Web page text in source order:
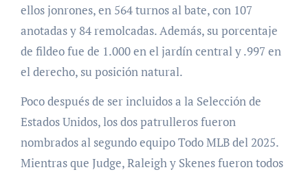
ellos jonrones, en 564 turnos al bate, con 107
anotadas y 84 remolcadas. Además, su porcentaje
de fildeo fue de 1.000 en el jardín central y .997 en
el derecho, su posición natural.
Poco después de ser incluidos a la Selección de
Estados Unidos, los dos patrulleros fueron
nombrados al segundo equipo Todo MLB del 2025.
Mientras que Judge, Raleigh y Skenes fueron todos